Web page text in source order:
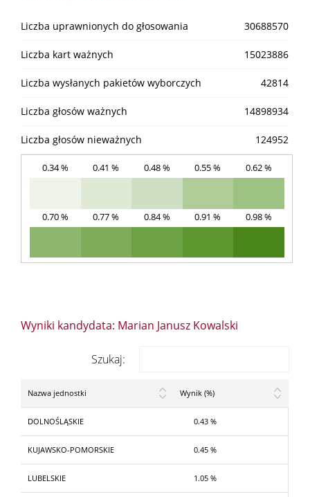
Liczba uprawnionych do głosowania 30688570
Liczba kart ważnych 15023886
Liczba wysłanych pakietów wyborczych 42814
Liczba głosów ważnych 14898934
Liczba głosów nieważnych 124952
0.34 % 0.41 % 0.48 % 0.55 % 0.62 %
0.70 % 0.77 % 0.84 % 0.91 % 0.98 %
Wyniki kandydata: Marian Janusz Kowalski
Szukaj:
Nazwa jednostki Wynik (%)
DOLNOŚLĄSKIE 0.43 %
KUJAWSKO-POMORSKIE 0.45 %
LUBELSKIE 1.05 %